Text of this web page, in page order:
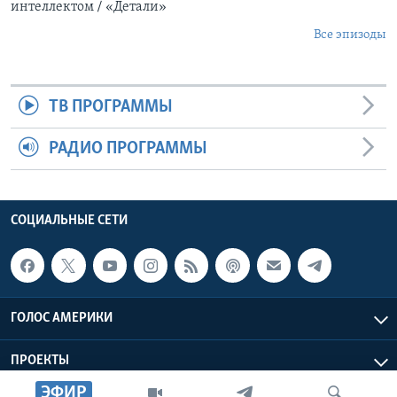
ЭФИР
интеллектом / «Детали»
Все эпизоды
ТВ ПРОГРАММЫ
РАДИО ПРОГРАММЫ
СОЦИАЛЬНЫЕ СЕТИ
ГОЛОС АМЕРИКИ
ПРОЕКТЫ